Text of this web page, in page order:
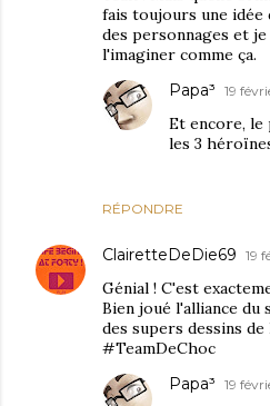
fais toujours une idée
des personnages et
l'imaginer comme ça.
RÉPONDRE
Papa³ 19
Et encore, le
les 3
ClairetteDeDie69 19
Génial ! C'est
Bien joué l'alliance
des supers dessins de
#TeamDeChoc
Papa³ 19